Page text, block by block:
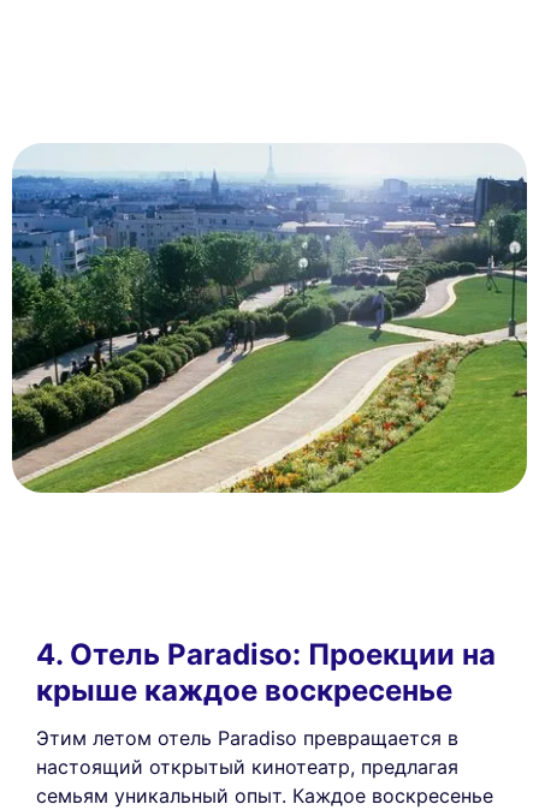
4. Отель Paradiso: Проекции на
крыше каждое воскресенье
Этим летом отель Paradiso превращается в
настоящий открытый кинотеатр, предлагая
семьям уникальный опыт. Каждое воскресенье